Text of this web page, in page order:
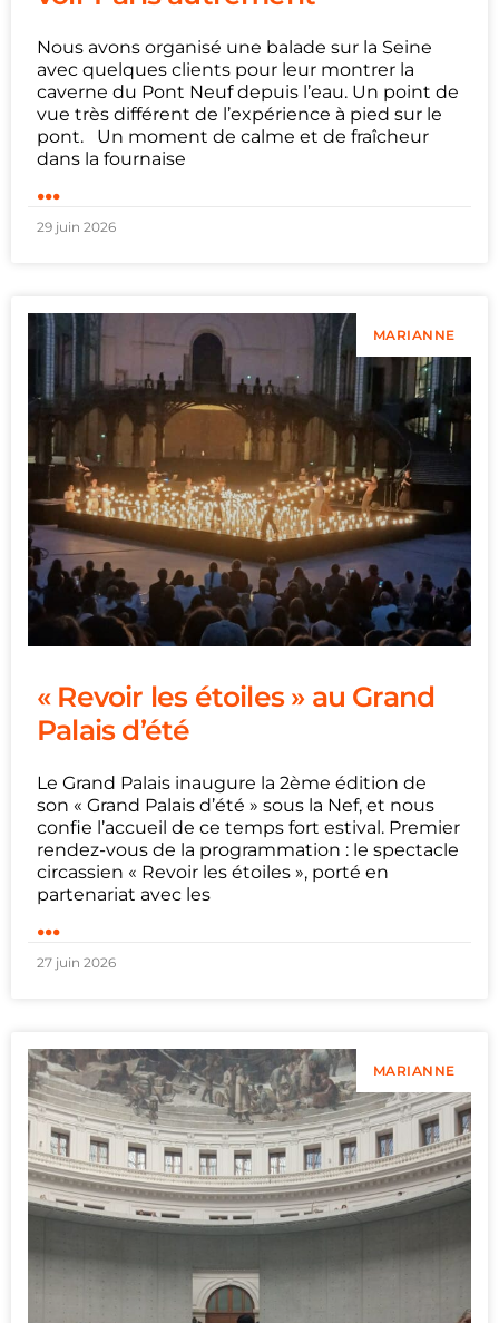
Nous avons organisé une balade sur la Seine
avec quelques clients pour leur montrer la
caverne du Pont Neuf depuis l’eau. Un point de
vue très différent de l’expérience à pied sur le
pont. Un moment de calme et de fraîcheur
dans la fournaise
...
29 juin 2026
MARIANNE
« Revoir les étoiles » au Grand
Palais d’été
Le Grand Palais inaugure la 2ème édition de
son « Grand Palais d’été » sous la Nef, et nous
confie l’accueil de ce temps fort estival. Premier
rendez-vous de la programmation : le spectacle
circassien « Revoir les étoiles », porté en
partenariat avec les
...
27 juin 2026
MARIANNE